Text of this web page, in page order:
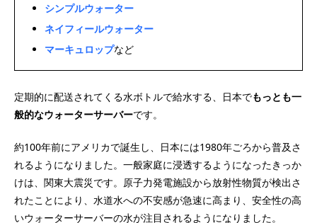
シンプルウォーター
ネイフィールウォーター
マーキュロップなど
定期的に配送されてくる水ボトルで給水する、日本でもっとも一
般的なウォーターサーバーです。
約100年前にアメリカで誕生し、日本には1980年ごろから普及さ
れるようになりました。一般家庭に浸透するようになったきっか
けは、関東大震災です。原子力発電施設から放射性物質が検出さ
れたことにより、水道水への不安感が急速に高まり、安全性の高
いウォーターサーバーの水が注目されるようになりました。